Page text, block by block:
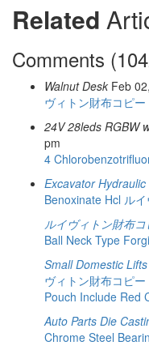
Related
Comments
Walnut Desk Feb
ヴィトン財布コピー
24V 28leds RGBW
pm
4
Excavator Hydraulic
Benoxinate Hcl ル
ルイヴィトン財布
Ball Neck Type
Small Domestic Lifts
ヴィトン財布コピー
Pouch Include Red
Auto Parts Die
Chrome Steel